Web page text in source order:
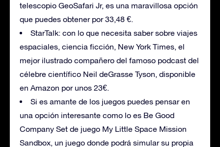
telescopio GeoSafari Jr, es una maravillosa opción
que puedes obtener por 33,48 €.
StarTalk: con lo que necesita saber sobre viajes
espaciales, ciencia ficción, New York Times, el
mejor ilustrado compañero del famoso podcast del
célebre científico Neil deGrasse Tyson, disponible
en Amazon por unos 23€.
Si es amante de los juegos puedes pensar en
una opción interesante como lo es Be Good
Company Set de juego My Little Space Mission
Sandbox, un juego donde podrá simular su propia